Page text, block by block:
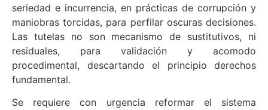
seriedad e incurrencia, en prácticas de corrupción y
maniobras torcidas, para perfilar oscuras decisiones.
Las tutelas no son mecanismo de sustitutivos, ni
residuales, para validación y acomodo
procedimental, descartando el principio derechos
fundamental.
Se requiere con urgencia reformar el sistema